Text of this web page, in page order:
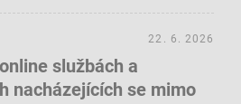
službách a
nacházejících se mimo
22. 6. 2026